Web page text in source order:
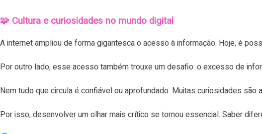
🧩 Cultura e curiosidades no mundo digital
A internet ampliou de forma gigantesca o acesso à informação. Hoje, é
Por outro lado, esse acesso também trouxe um desafio: o excesso de
Nem tudo que circula é confiável ou aprofundado. Muitas curiosidades
Por isso, desenvolver um olhar mais crítico se tornou essencial. Saber